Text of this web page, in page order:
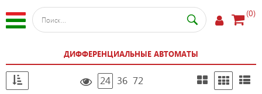
(0)
ДИФФЕРЕНЦИАЛЬНЫЕ АВТОМАТЫ
24 36 72